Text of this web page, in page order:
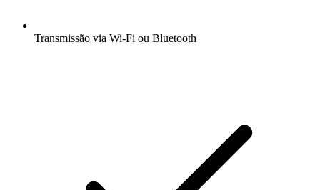
Transmissão via Wi-Fi ou Bluetooth